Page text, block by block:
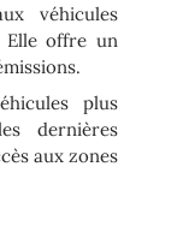
véhicules
Elle offre un
plus
dernières
aux zones